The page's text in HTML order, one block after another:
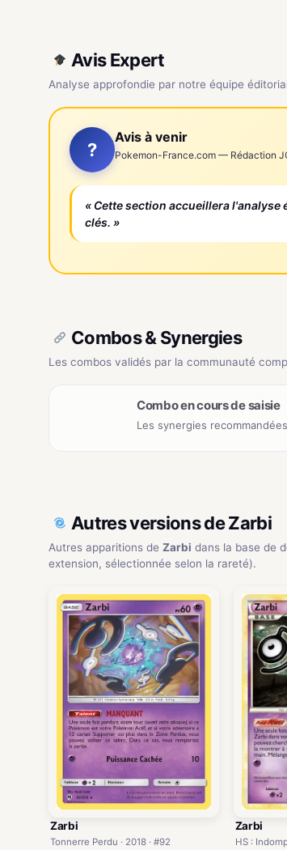
Avis Expert
Analyse approfondie par notre équipe
?
Avis à venir
Pokemon-France.com — Rédaction
« Cette section accueillera
clés. »
Combos & Synergies
Les combos validés par la communauté
Combo en cours de saisie
Les synergies
Autres versions de Zarbi
Autres apparitions de Zarbi dans la base de
extension, sélectionnée selon la rareté).
Zarbi
Tonnerre Perdu · 2018 · #92
Zarbi
HS :